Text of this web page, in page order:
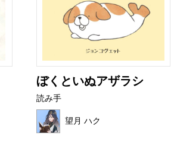
ぼくといぬアザラシ
読み手
望月 ハク